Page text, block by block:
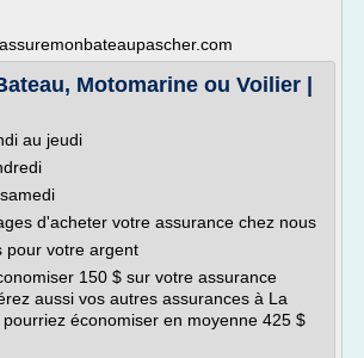
Motomarine ou Voilier |
au jeudi
d'acheter votre assurance chez nous
pour votre argent
150 $ sur votre assurance
aussi vos autres assurances à La
économiser en moyenne 425 $